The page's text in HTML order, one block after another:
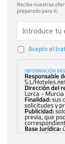
Recibe nuestras
preparado para ti.
Acepto el
INFORMACIÓN
Responsable
S.L/
Dirección del
Lorca - Murcia
Finalidad:sus
solicitudes y
Publicidad:
previa, que
Base Jurídica: